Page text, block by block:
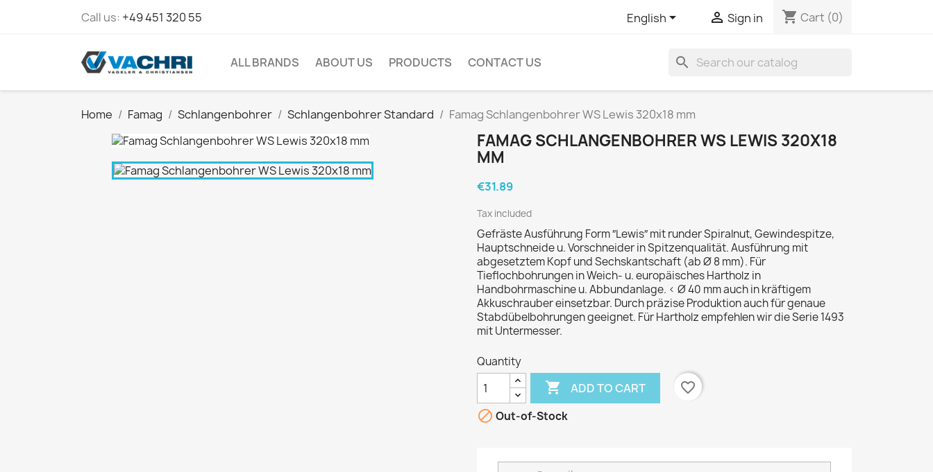
Call us: +49 451 320 55 English  Sign in shopping_cart Cart (0)
ALL BRANDS ABOUT US PRODUCTS CONTACT US search
Home Famag Schlangenbohrer Schlangenbohrer Standard Famag Schlangenbohrer WS Lewis 320x18 mm
FAMAG SCHLANGENBOHRER WS LEWIS 320X18
MM
€31.89
Tax included
Gefräste Ausführung Form ″Lewis″ mit runder Spiralnut, Gewindespitze,
Hauptschneide u. Vorschneider in Spitzenqualität. Ausführung mit
abgesetztem Kopf und Sechskantschaft (ab Ø 8 mm). Für
Tieflochbohrungen in Weich- u. europäisches Hartholz in
Handbohrmaschine u. Abbundanlage. < Ø 40 mm auch in kräftigem
Akkuschrauber einsetzbar. Durch präzise Produktion auch für genaue
Stabdübelbohrungen geeignet. Für Hartholz empfehlen wir die Serie 1493
mit Untermesser.
Quantity
 ADD TO CART
favorite_border
 Out-of-Stock